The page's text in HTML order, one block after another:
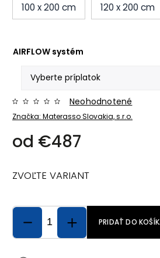
100 x 200 cm 120 x 200 cm
AIRFLOW systém
Značka: Materasso Slovakia, s.r.o.
Neohodnotené
od €487
ZVOĽTE VARIANT
PRIDAŤ DO